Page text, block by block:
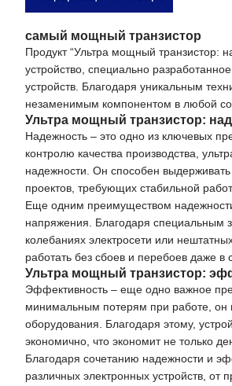
самый мощный транзистор
Продукт “Ультра мощный транзистор:
устройство, специально
устройств. Благодаря уникальным
незаменимым компонентом в любой
Ультра мощный транзистор:
Надежность – это одно из ключевых
контролю качества производства,
надежности. Он способен
проектов, требующих стабильной
Еще одним преимуществом надежности
напряжения. Благодаря специальным
колебаниях электросети или
работать без сбоев и перебоев даже в
Ультра мощный транзистор:
Эффективность – еще одно важное
минимальным потерям при работе, он
оборудования. Благодаря этому,
экономично, что экономит не только
Благодаря сочетанию надежности и
различных электронных устройств,